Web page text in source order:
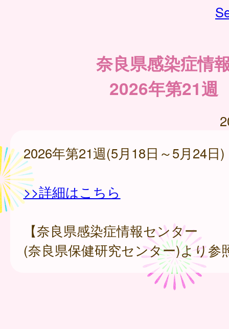
奈良県感染症情
2026年第21週
2026年第21週(5月18日～5月24日)
>>詳細はこちら
【奈良県感染症情報センター
(奈良県保健研究センター)より参